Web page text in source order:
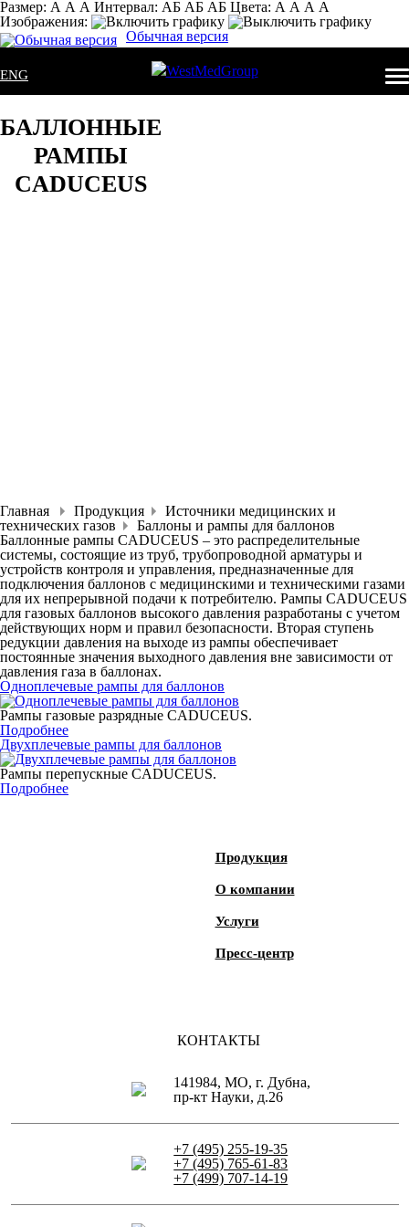
Размер: А А А Интервал: AБ АБ AБ Цвета: А А А А
Изображения:
Обычная версия
ENG
БАЛЛОННЫЕ
РАМПЫ
CADUCEUS
Главная Продукция
Источники медицинских и
технических газов
Баллоны и рампы для баллонов
Баллонные рампы CADUCEUS – это распределительные
системы, состоящие из труб, трубопроводной арматуры и
устройств контроля и управления, предназначенные для
подключения баллонов с медицинскими и техническими газами
для их непрерывной подачи к потребителю. Рампы CADUCEUS
для газовых баллонов высокого давления разработаны с учетом
действующих норм и правил безопасности. Вторая ступень
редукции давления на выходе из рампы обеспечивает
постоянные значения выходного давления вне зависимости от
давления газа в баллонах.
Одноплечевые рампы для баллонов
Рампы газовые разрядные CADUCEUS.
Подробнее
Двухплечевые рампы для баллонов
Рампы перепускные CADUCEUS.
Подробнее
Продукция
О компании
Услуги
Пресс-центр
КОНТАКТЫ
141984, МО, г. Дубна,
пр-кт Науки, д.26
+7 (495) 255-19-35
+7 (495) 765-61-83
+7 (499) 707-14-19